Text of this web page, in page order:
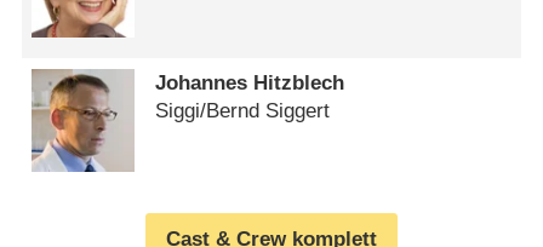
Johannes Hitzblech
Siggi/​Bernd Siggert
Cast & Crew komplett